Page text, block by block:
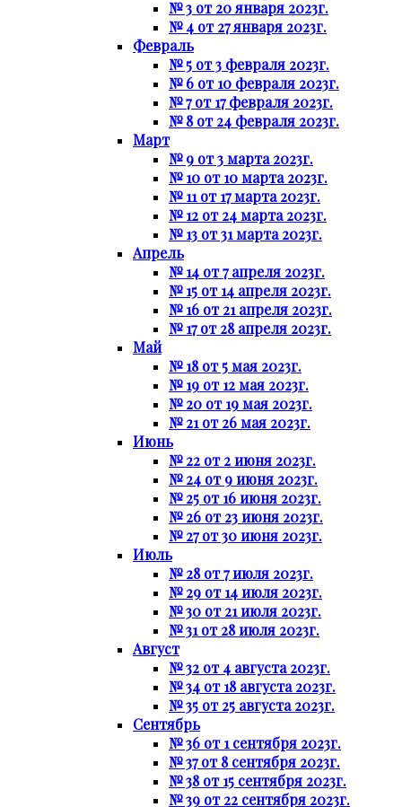
№ 3 от 20 января 2023г.
№ 4 от 27 января 2023г.
Февраль
№ 5 от 3 февраля 2023г.
№ 6 от 10 февраля 2023г.
№ 7 от 17 февраля 2023г.
№ 8 от 24 февраля 2023г.
Март
№ 9 от 3 марта 2023г.
№ 10 от 10 марта 2023г.
№ 11 от 17 марта 2023г.
№ 12 от 24 марта 2023г.
№ 13 от 31 марта 2023г.
Апрель
№ 14 от 7 апреля 2023г.
№ 15 от 14 апреля 2023г.
№ 16 от 21 апреля 2023г.
№ 17 от 28 апреля 2023г.
Май
№ 18 от 5 мая 2023г.
№ 19 от 12 мая 2023г.
№ 20 от 19 мая 2023г.
№ 21 от 26 мая 2023г.
Июнь
№ 22 от 2 июня 2023г.
№ 24 от 9 июня 2023г.
№ 25 от 16 июня 2023г.
№ 26 от 23 июня 2023г.
№ 27 от 30 июня 2023г.
Июль
№ 28 от 7 июля 2023г.
№ 29 от 14 июля 2023г.
№ 30 от 21 июля 2023г.
№ 31 от 28 июля 2023г.
Август
№ 32 от 4 августа 2023г.
№ 34 от 18 августа 2023г.
№ 35 от 25 августа 2023г.
Сентябрь
№ 36 от 1 сентября 2023г.
№ 37 от 8 сентября 2023г.
№ 38 от 15 сентября 2023г.
№ 39 от 22 сентября 2023г.